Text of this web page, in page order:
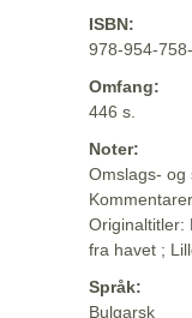
ISBN:
978-954-
Omfang:
446 s.
Noter:
Omslags- og
Originaltitler:
fra havet ;
Språk:
Bulgarsk